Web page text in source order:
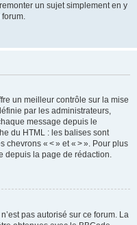
un sujet simplement en y
un meilleur contrôle sur la mise
par les administrateurs,
message depuis le
du HTML : les balises sont
chevrons « < » et « > ». Pour plus
depuis la page de rédaction.
pas autorisé sur ce forum. La